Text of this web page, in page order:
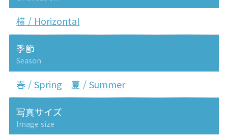
横 / Horizontal
季節
Season
春 / Spring 夏 / Summer
写真サイズ
Image size